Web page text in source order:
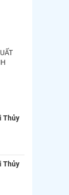
Thủy
Thủy